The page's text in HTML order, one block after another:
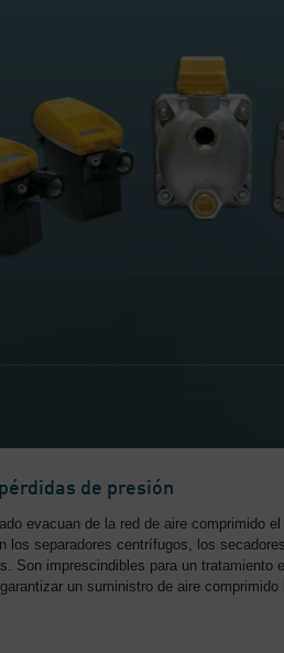
de presión
evacuan de la red de aire comprimido el
los separadores centrífugos, los secadores
Son imprescindibles para un tratamiento
un suministro de aire comprimido